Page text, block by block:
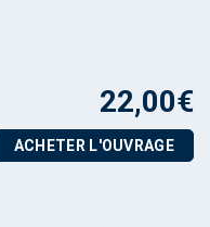
22,00€
ACHETER L'OUVRAGE